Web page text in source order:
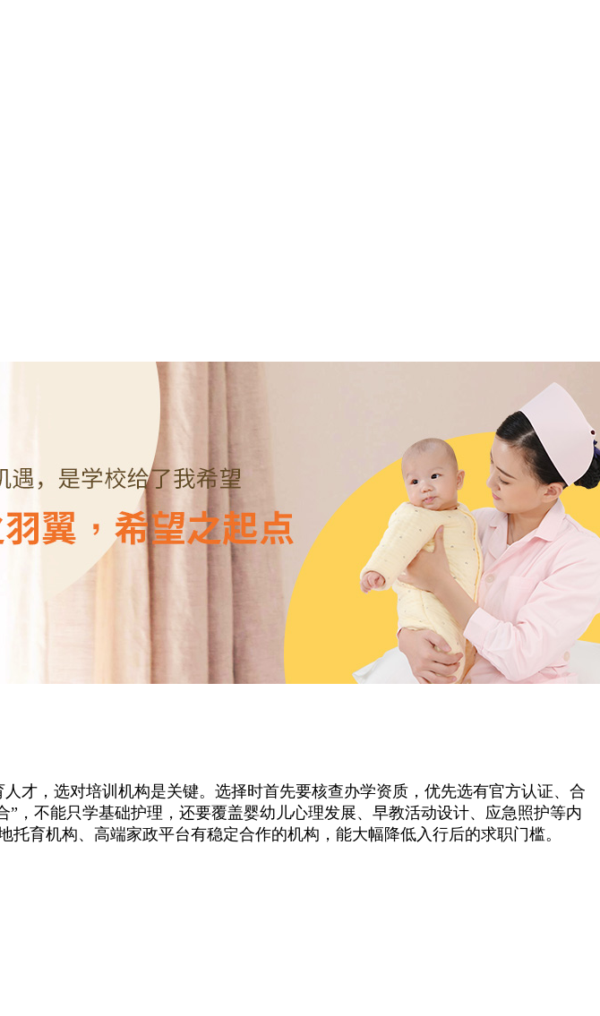
，选对培训机构是关键。选择时首先要核查办学资质，优先选有官方认证、合
，不能只学基础护理，还要覆盖婴幼儿心理发展、早教活动设计、应急照护等内
育机构、高端家政平台有稳定合作的机构，能大幅降低入行后的求职门槛。